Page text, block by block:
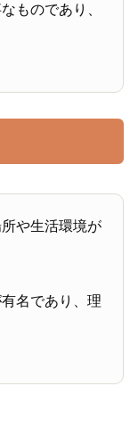
ものであり、
や生活環境が
名であり、理